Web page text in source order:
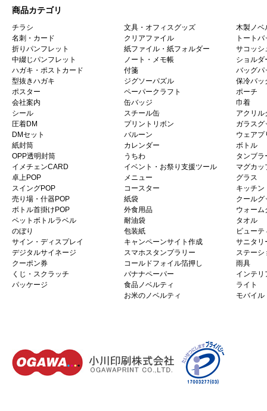
商品カテゴリ
チラシ
名刺・カード
折りパンフレット
中綴じパンフレット
ハガキ・ポストカード
型抜きハガキ
ポスター
会社案内
シール
圧着DM
DMセット
紙封筒
OPP透明封筒
イメチェンCARD
卓上POP
スイングPOP
売り場・什器POP
ボトル首掛けPOP
ペットボトルラベル
のぼり
サイン・ディスプレイ
デジタルサイネージ
クーポン券
くじ・スクラッチ
パッケージ
文具・オフィスグッズ
クリアファイル
紙ファイル・紙フォルダー
ノート・メモ帳
付箋
ジグソーパズル
ペーパークラフト
缶バッジ
スチール缶
プリントリボン
バルーン
カレンダー
うちわ
イベント・お祭り支援ツール
メニュー
コースター
紙袋
外食用品
耐油袋
包装紙
キャンペーンサイト作成
スマホスタンプラリー
コールドフォイル箔押し
バナナペーパー
食品ノベルティ
お米のノベルティ
木製ノベ
トートバ
サコッシ
ショルダ
バッグパ
保冷バッ
ポーチ
巾着
アクリル
ガラスグ
ウェアプ
ボトル
タンブラ
マグカッ
グラス
キッチン
クールグ
ウォーム
タオル
ビューテ
サニタリ
ステーシ
雨具
インテリ
ライト
モバイル